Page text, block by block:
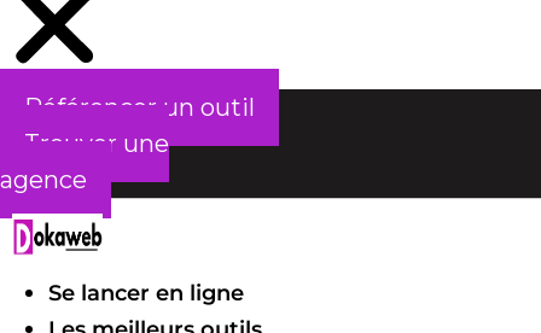
Référencer un outil
Trouver une
agence
Se lancer en ligne